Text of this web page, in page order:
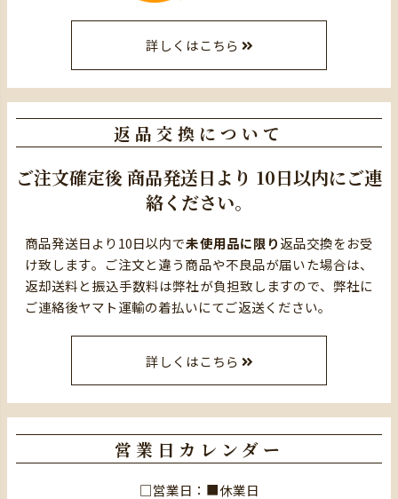
詳しくはこちら
返品交換について
ご注文確定後商品発送日より 10日以内にご連
絡ください。
商品発送日より10日以内で未使用品に限り返品交換をお受
け致します。ご注文と違う商品や不良品が届いた場合は、
返却送料と振込手数料は弊社が負担致しますので、弊社に
ご連絡後ヤマト運輸の着払いにてご返送ください。
詳しくはこちら
営業日カレンダー
□営業日：■休業日